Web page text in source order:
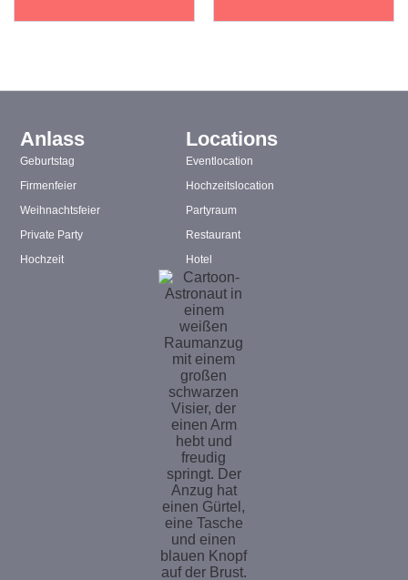
Anlass
Geburtstag
Firmenfeier
Weihnachtsfeier
Private Party
Hochzeit
Locations
Eventlocation
Hochzeitslocation
Partyraum
Restaurant
Hotel